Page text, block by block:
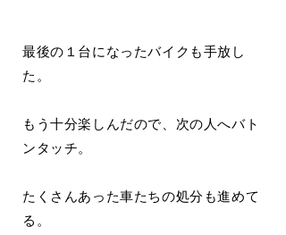
最後の１台になったバイクも手放し
た。
もう十分楽しんだので、次の人へバト
ンタッチ。
たくさんあった車たちの処分も進めて
る。